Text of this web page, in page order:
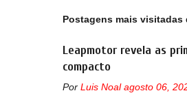
Postagens mais visitadas
Leapmotor revela as
compacto
Por Luis Noal agosto 06,